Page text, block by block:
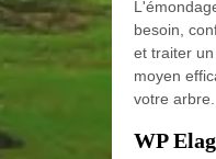
besoin,
et traiter
moyen
votre arbre.
WP